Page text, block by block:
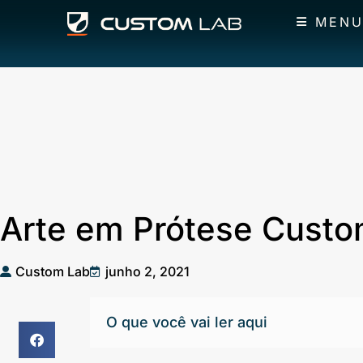
Arte em Prótese
Custom Lab junho 2, 2021
O que você vai ler aqui